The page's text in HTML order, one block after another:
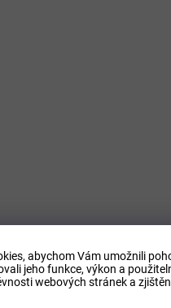
abychom Vám umožnili
jeho funkce, výkon a
webových stránek a